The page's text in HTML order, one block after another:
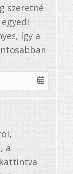
szeretné
így a
a